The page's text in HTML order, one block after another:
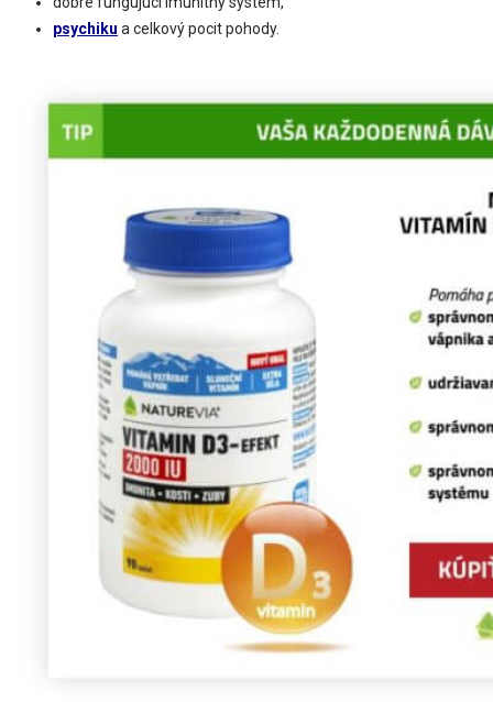
psychiku a celkový pocit pohody.